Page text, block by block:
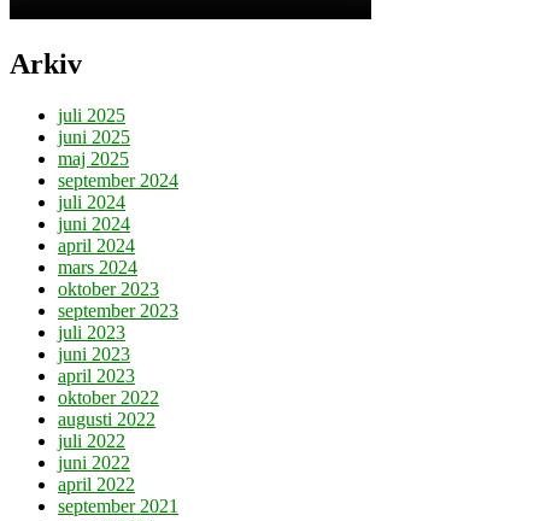
Arkiv
juli 2025
juni 2025
maj 2025
september 2024
juli 2024
juni 2024
april 2024
mars 2024
oktober 2023
september 2023
juli 2023
juni 2023
april 2023
oktober 2022
augusti 2022
juli 2022
juni 2022
april 2022
september 2021